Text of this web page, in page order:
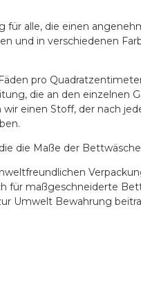
alle, die einen
und in verschiedenen
pro
die an den einzelnen
einen Stoff, der nach
die Maße der
maßgeschneiderte
Umwelt Bewahrung